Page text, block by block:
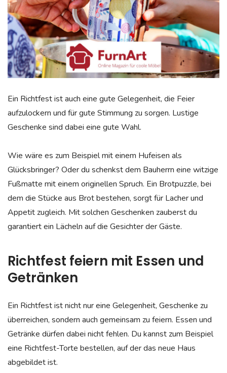
Ein Richtfest ist auch eine gute Gelegenheit, die Feier
aufzulockern und für gute Stimmung zu sorgen. Lustige
Geschenke sind dabei eine gute Wahl.
Wie wäre es zum Beispiel mit einem Hufeisen als
Glücksbringer? Oder du schenkst dem Bauherrn eine witzige
Fußmatte mit einem originellen Spruch. Ein Brotpuzzle, bei
dem die Stücke aus Brot bestehen, sorgt für Lacher und
Appetit zugleich. Mit solchen Geschenken zauberst du
garantiert ein Lächeln auf die Gesichter der Gäste.
Richtfest feiern mit Essen und
Getränken
Ein Richtfest ist nicht nur eine Gelegenheit, Geschenke zu
überreichen, sondern auch gemeinsam zu feiern. Essen und
Getränke dürfen dabei nicht fehlen. Du kannst zum Beispiel
eine Richtfest-Torte bestellen, auf der das neue Haus
abgebildet ist.